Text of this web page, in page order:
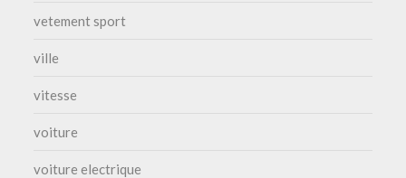
vetement sport
ville
vitesse
voiture
voiture electrique